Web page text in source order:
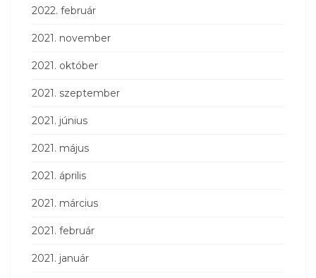
2022. február
2021. november
2021. október
2021. szeptember
2021. június
2021. május
2021. április
2021. március
2021. február
2021. január